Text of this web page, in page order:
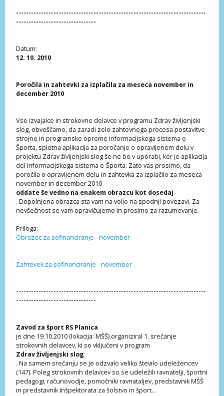
----------------------------------------------------------------------------
--------------------------------
Datum:
12. 10. 2010
Poročila in zahtevki za izplačila za meseca november in
december 2010
Vse izvajalce in strokovne delavce v programu Zdrav življenjski
slog, obveščamo, da zaradi zelo zahtevnega procesa postavitve
strojne in programske opreme informacijskega sistema e-
Športa, spletna aplikacija za poročanje o opravljenem delu v
projektu Zdrav življenjski slog še ne bo v uporabi, ker je aplikacija
del informacijskega sistema e-Športa. Zato vas prosimo, da
poročila o opravljenem delu in zahtevka za izplačilo za meseca
november in december 2010
oddate še vedno na enakem obrazcu kot dosedaj
. Dopolnjena obrazca sta vam na voljo na spodnji povezavi. Za
nevšečnost se vam opravičujemo in prosimo za razumevanje.
Priloga:
Obrazec za sofinanciranje - november
Zahtevek za sofinanciranje - november
----------------------------------------------------------------------------
--------------------------------
Zavod za šport RS Planica
je dne 19.10.2010 (lokacija: MŠŠ) organiziral 1. srečanje
strokovnih delavcev, ki so vključeni v program
Zdrav življenjski slog
. Na samem srečanju se je odzvalo veliko število udeležencev
(147). Poleg strokovnih delavcev so se udeležili ravnatelji, športni
pedagogi, računovodje, pomočniki ravnataljev, predstavnik MŠŠ
in predstavnik Inšpektorata za šolstvo in šport...